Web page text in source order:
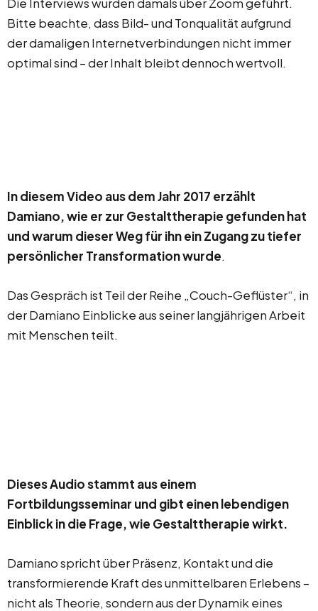
Bitte beachte, dass Bild- und Tonqualität aufgrund
der damaligen Internetverbindungen nicht immer
optimal sind – der Inhalt bleibt dennoch wertvoll.
In diesem Video aus dem Jahr 2017 erzählt
Damiano, wie er zur Gestalttherapie gefunden hat
und warum dieser Weg für ihn ein Zugang zu tiefer
persönlicher Transformation wurde.
Das Gespräch ist Teil der Reihe „Couch-Geflüster“, in
der Damiano Einblicke aus seiner langjährigen Arbeit
mit Menschen teilt.
Dieses Audio stammt aus einem
Fortbildungsseminar und gibt einen lebendigen
Einblick in die Frage, wie Gestalttherapie wirkt.
Damiano spricht über Präsenz, Kontakt und die
transformierende Kraft des unmittelbaren Erlebens –
nicht als Theorie, sondern aus der Dynamik eines